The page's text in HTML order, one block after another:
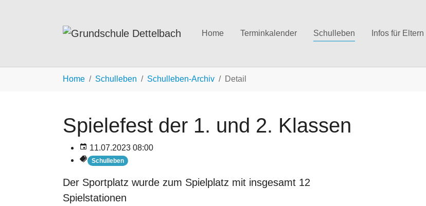
Home Terminkalender Schulleben Infos für Eltern
Home Schulleben Schulleben-Archiv Detail
Spielefest der 1. und 2. Klassen
11.07.2023 08:00
Schulleben
Der Sportplatz wurde zum Spielplatz mit insgesamt 12
Spielstationen